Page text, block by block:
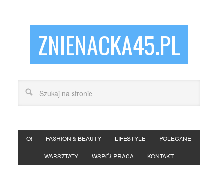
ZNIENACKA45.PL
O! FASHION & BEAUTY LIFESTYLE POLECANE
WARSZTATY WSPÓŁPRACA KONTAKT